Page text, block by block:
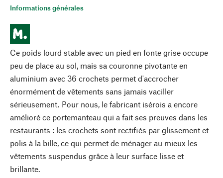
Informations générales
Ce poids lourd stable avec un pied en fonte grise occupe
peu de place au sol, mais sa couronne pivotante en
aluminium avec 36 crochets permet d'accrocher
énormément de vêtements sans jamais vaciller
sérieusement. Pour nous, le fabricant isérois a encore
amélioré ce portemanteau qui a fait ses preuves dans les
restaurants : les crochets sont rectifiés par glissement et
polis à la bille, ce qui permet de ménager au mieux les
vêtements suspendus grâce à leur surface lisse et
brillante.